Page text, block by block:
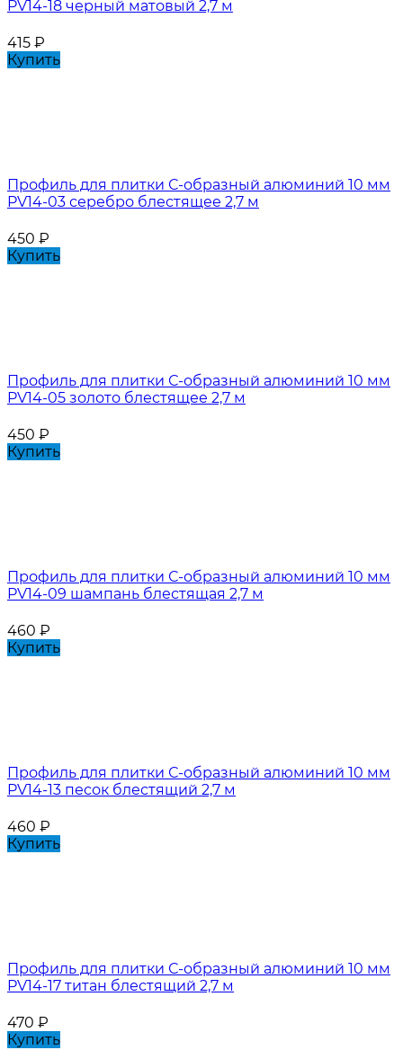
PV14-18 черный матовый 2,7 м
415 ₽
Купить
Профиль для плитки С-образный алюминий 10 мм
PV14-03 серебро блестящее 2,7 м
450 ₽
Купить
Профиль для плитки С-образный алюминий 10 мм
PV14-05 золото блестящее 2,7 м
450 ₽
Купить
Профиль для плитки С-образный алюминий 10 мм
PV14-09 шампань блестящая 2,7 м
460 ₽
Купить
Профиль для плитки С-образный алюминий 10 мм
PV14-13 песок блестящий 2,7 м
460 ₽
Купить
Профиль для плитки С-образный алюминий 10 мм
PV14-17 титан блестящий 2,7 м
470 ₽
Купить